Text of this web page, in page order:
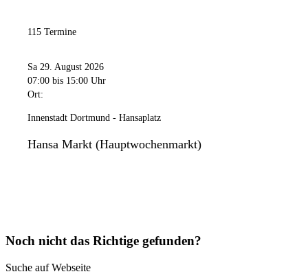
115 Termine
Sa 29. August 2026
07:00 bis 15:00 Uhr
Ort:
Innenstadt Dortmund - Hansaplatz
Hansa Markt (Hauptwochenmarkt)
Noch nicht das Richtige gefunden?
Suche auf Webseite